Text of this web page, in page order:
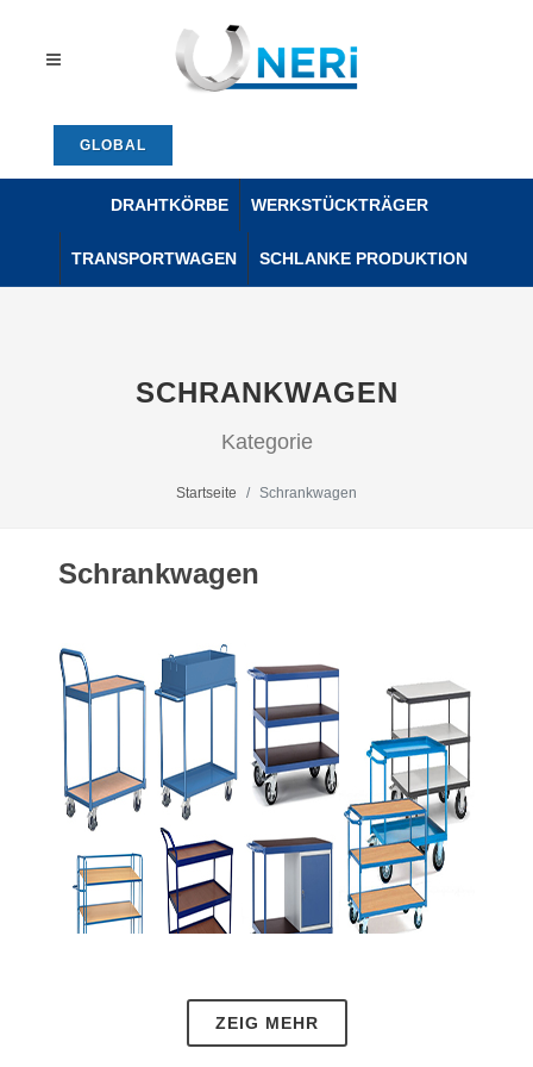
GLOBAL
DRAHTKÖRBE WERKSTÜCKTRÄGER
TRANSPORTWAGEN SCHLANKE PRODUKTION
SCHRANKWAGEN
Kategorie
Startseite Schrankwagen
Schrankwagen
ZEIG MEHR